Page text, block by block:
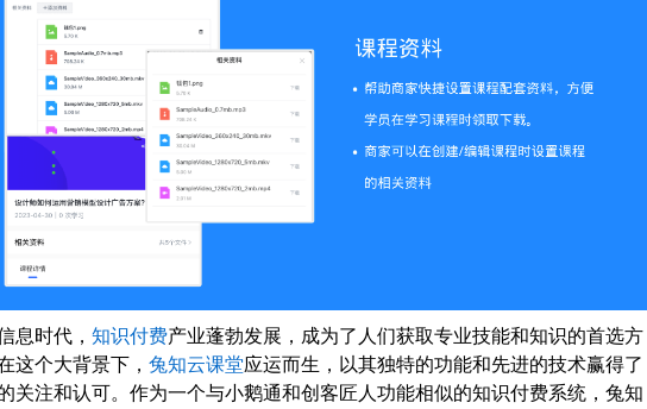
息时代， 知识付费产业蓬勃发展，成为了人们获取专业技能和知识的首选方
这个大背景下， 兔知云课堂应运而生，以其独特的功能和先进的技术赢得了
关注和认可。作为一个与小鹅通和创客匠人功能相似的知识付费系统，兔知